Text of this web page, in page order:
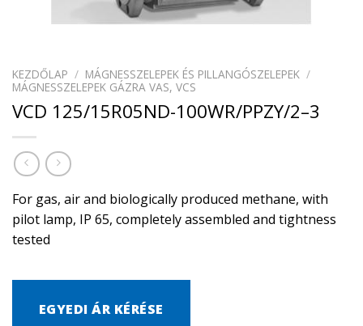
KEZDŐLAP / MÁGNESSZELEPEK ÉS PILLANGÓSZELEPEK /
MÁGNESSZELEPEK GÁZRA VAS, VCS
VCD 125/15R05ND-100WR/PPZY/2–3
For gas, air and biologically produced methane, with
pilot lamp, IP 65, completely assembled and tightness
tested
EGYEDI ÁR KÉRÉSE